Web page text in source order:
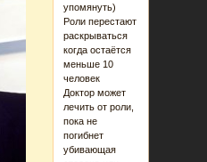
упомянуть)
Роли перестают
раскрываться
когда остаётся
меньше 10
человек
Доктор может
лечить от роли,
пока не
погибнет
убивающая